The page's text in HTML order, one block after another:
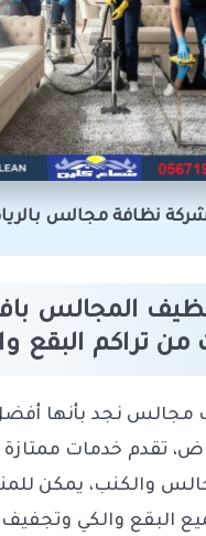
نظافة مجالس
المجالس
تراكم البقع
مجالس نجد بأنها
تقدم خدمات
والكنب، يمكن
البقع والكي